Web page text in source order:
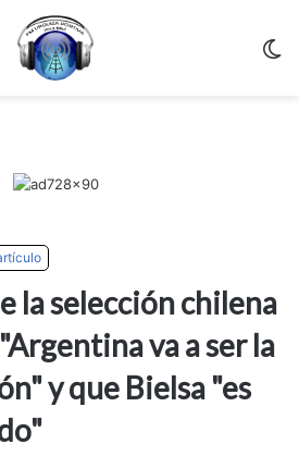
la selección chilena
va a ser la
y que Bielsa "es